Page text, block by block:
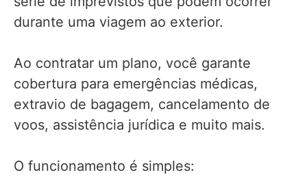
durante uma viagem ao exterior.
Ao contratar um plano, você garante
cobertura para emergências médicas,
extravio de bagagem, cancelamento de
voos, assistência jurídica e muito mais.
O funcionamento é simples: